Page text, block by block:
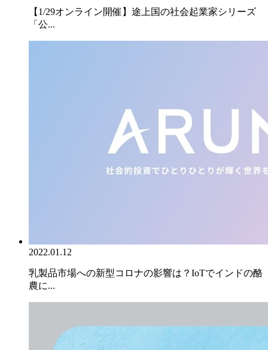
【1/29オンライン開催】途上国の社会起業家シリーズ
「公...
2022.01.12
乳製品市場への新型コロナの影響は？IoTでインドの酪
農に...